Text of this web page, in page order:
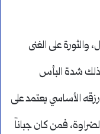
على الغنى
شدة البأس
الأساسي يعتمد على
فمن كان جباناً